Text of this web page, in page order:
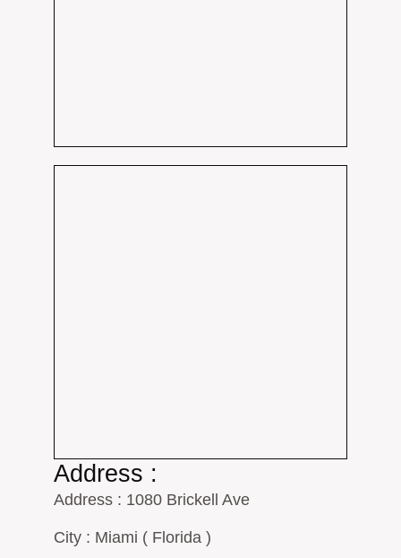
Address :
Address : 1080 Brickell Ave
City : Miami ( Florida )